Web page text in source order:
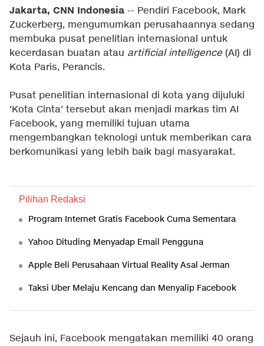
Jakarta, CNN Indonesia -- Pendiri Facebook, Mark
Zuckerberg, mengumumkan perusahaannya sedang
membuka pusat penelitian internasional untuk
kecerdasan buatan atau artificial intelligence (AI) di
Kota Paris, Perancis.
Pusat penelitian internasional di kota yang dijuluki
'Kota Cinta' tersebut akan menjadi markas tim AI
Facebook, yang memiliki tujuan utama
mengembangkan teknologi untuk memberikan cara
berkomunikasi yang lebih baik bagi masyarakat.
Pilihan Redaksi
Program Internet Gratis Facebook Cuma Sementara
Yahoo Dituding Menyadap Email Pengguna
Apple Beli Perusahaan Virtual Reality Asal Jerman
Taksi Uber Melaju Kencang dan Menyalip Facebook
Sejauh ini, Facebook mengatakan memiliki 40 orang